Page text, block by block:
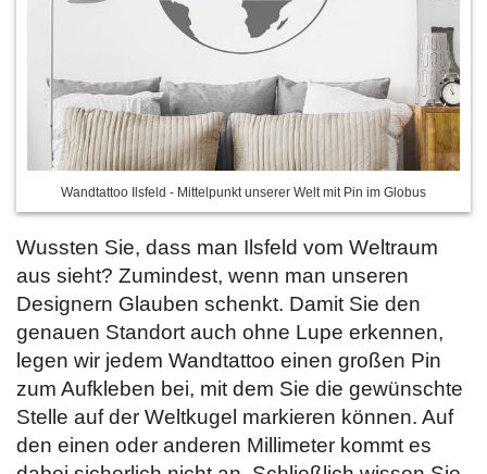
Wandtattoo Ilsfeld - Mittelpunkt unserer Welt mit Pin im Globus
Wussten Sie, dass man Ilsfeld vom Weltraum
aus sieht? Zumindest, wenn man unseren
Designern Glauben schenkt. Damit Sie den
genauen Standort auch ohne Lupe erkennen,
legen wir jedem Wandtattoo einen großen Pin
zum Aufkleben bei, mit dem Sie die gewünschte
Stelle auf der Weltkugel markieren können. Auf
den einen oder anderen Millimeter kommt es